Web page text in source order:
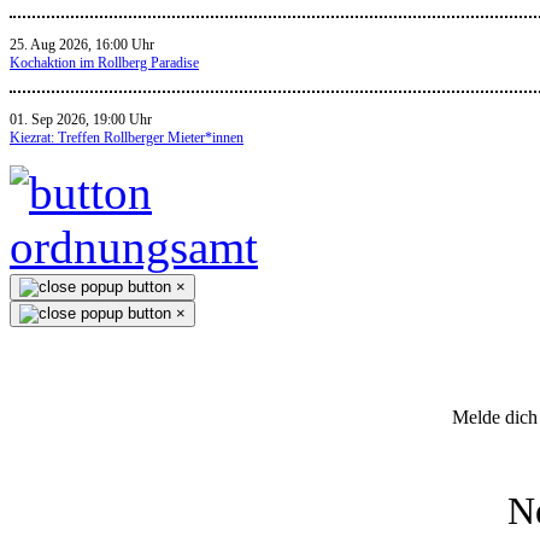
25. Aug 2026, 16:00 Uhr
Kochaktion im Rollberg Paradise
01. Sep 2026, 19:00 Uhr
Kiezrat: Treffen Rollberger Mieter*innen
×
×
Melde